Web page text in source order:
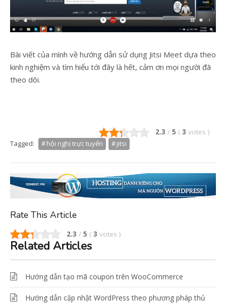
Bài viết của mình về hướng dẫn sử dụng Jitsi Meet dựa theo
kinh nghiệm và tìm hiểu tới đây là hết, cảm ơn mọi người đã
theo dõi.
2.3 / 5 ( 3 votes )
Tagged:
hội nghị trực tuyến jitsi
Rate This Article
2.3 / 5 ( 3 votes )
Related Articles
Hướng dẫn tạo mã coupon trên WooCommerce
Hướng dẫn cập nhật WordPress theo phương pháp thủ